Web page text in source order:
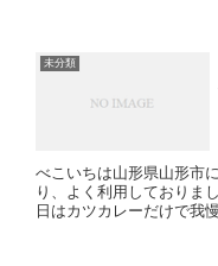
未分類
べこいちは山形県山形市
り、よく利用しておりま
日はカツカレーだけで我慢